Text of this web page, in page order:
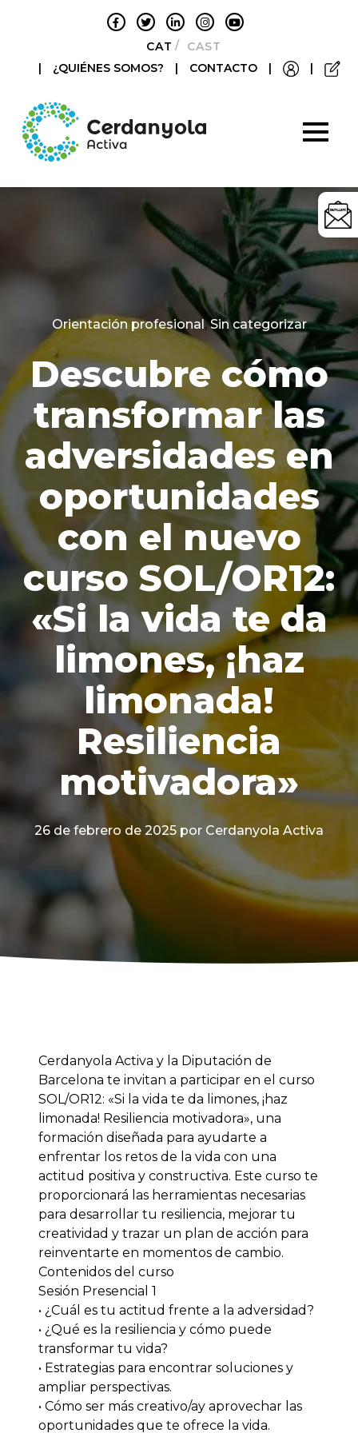
CATALÀCASTELLANO
|
¿QUIÉNES SOMOS? | CONTACTO | |
Categories
Orientación profesional,Sin categorizar
Descubre cómo
transformar las
adversidades en
oportunidades
con el nuevo
curso SOL/OR12:
«Si la vida te da
limones, ¡haz
limonada!
Resiliencia
motivadora»
26 de febrero de 2025 por Cerdanyola Activa
Cerdanyola Activa y la Diputación de
Barcelona te invitan a participar en el curso
SOL/OR12: «Si la vida te da limones, ¡haz
limonada! Resiliencia motivadora», una
formación diseñada para ayudarte a
enfrentar los retos de la vida con una
actitud positiva y constructiva. Este curso te
proporcionará las herramientas necesarias
para desarrollar tu resiliencia, mejorar tu
creatividad y trazar un plan de acción para
reinventarte en momentos de cambio.
Contenidos del curso
Sesión Presencial 1
• ¿Cuál es tu actitud frente a la adversidad?
• ¿Qué es la resiliencia y cómo puede
transformar tu vida?
• Estrategias para encontrar soluciones y
ampliar perspectivas.
• Cómo ser más creativo/ay aprovechar las
oportunidades que te ofrece la vida.